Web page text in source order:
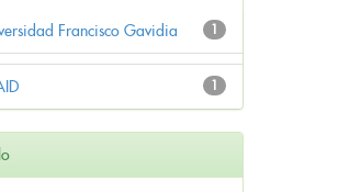
1
Francisco Gavidia
1